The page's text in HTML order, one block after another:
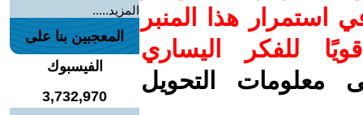
استمرار هذا المنبر
للفكر اليساري
معلومات التحويل
المزيد.....
المعجبين بنا على
الفيسبوك
3,732,970